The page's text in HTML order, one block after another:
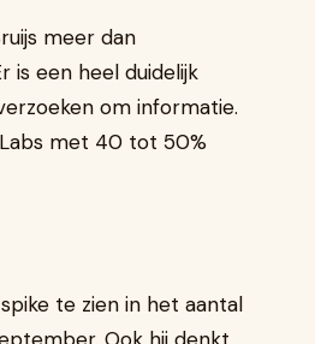
meer dan
is een heel duidelijk
om informatie.
met 40 tot 50%
te zien in het aantal